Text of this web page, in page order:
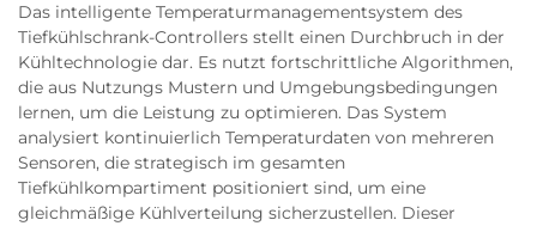
Das intelligente Temperaturmanagementsystem des
Tiefkühlschrank-Controllers stellt einen Durchbruch in der
Kühltechnologie dar. Es nutzt fortschrittliche Algorithmen,
die aus Nutzungs Mustern und Umgebungsbedingungen
lernen, um die Leistung zu optimieren. Das System
analysiert kontinuierlich Temperaturdaten von mehreren
Sensoren, die strategisch im gesamten
Tiefkühlkompartiment positioniert sind, um eine
gleichmäßige Kühlverteilung sicherzustellen. Dieser